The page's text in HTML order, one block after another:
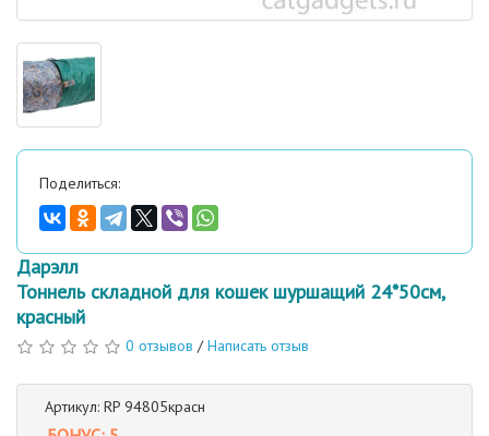
Поделиться:
Дарэлл
Тоннель складной для кошек шуршащий 24*50см,
красный
0 отзывов /Написать отзыв
Артикул: RP 94805красн